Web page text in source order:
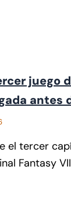
juego
antes
el tercer
Fantasy